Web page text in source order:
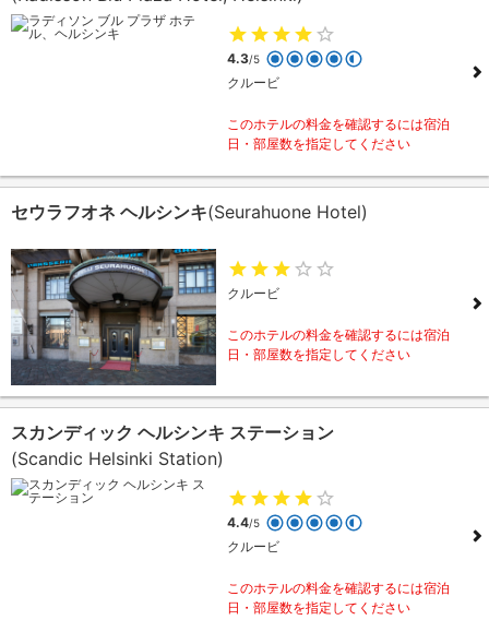
4.3/5
クルービ
このホテルの料金を確認するには宿泊
日・部屋数を指定してください
セウラフオネ ヘルシンキ(Seurahuone Hotel)
クルービ
このホテルの料金を確認するには宿泊
日・部屋数を指定してください
スカンディック ヘルシンキ ステーション
(Scandic Helsinki Station)
4.4/5
クルービ
このホテルの料金を確認するには宿泊
日・部屋数を指定してください